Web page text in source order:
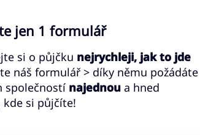
jen 1 formulář
si o půjčku nejrychleji, jak to jde
náš formulář > díky němu požádáte
společností najednou a hned
si půjčíte!